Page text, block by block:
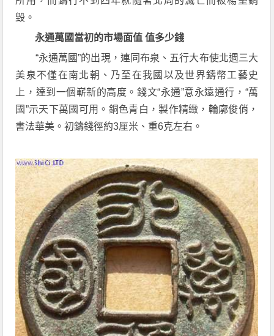
毀。
永通萬國當初的市場面值 值多少錢
“永通萬國”的出現，連同布泉、五行大布使北週三大
美泉不僅在南北朝、乃至在我國以及世界鑄幣工藝史
上，達到一個嶄新的高度。錢文“永通”意永遠通行，“萬
國”示天下萬國可用。銅色青白，製作精緻，輪廓俊俏，
書法華美。初鑄錢徑約3厘米、重6克左右。